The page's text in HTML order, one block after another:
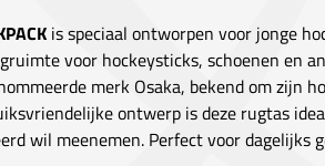
is speciaal ontworpen voor jonge
voor hockeysticks, schoenen en
merk Osaka, bekend om zijn
ontwerp is deze rugtas
wil meenemen. Perfect voor dagelijks